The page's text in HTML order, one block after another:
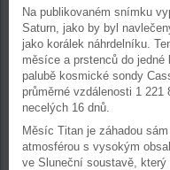
Na publikovaném snímku
Saturn, jako by byl
jako korálek náhrdelníku.
měsíce a prstenců do jedné
palubě kosmické sondy
průměrné vzdálenosti 1
necelých 16 dnů.
Měsíc Titan je záhadou
atmosférou s vysokým
ve Sluneční soustavě,